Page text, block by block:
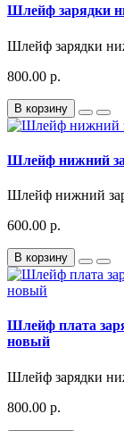
Шлейф зарядки
Шлейф зарядки
800.00 р.
В корзину
Шлейф нижний
Шлейф нижний
600.00 р.
В корзину
Шлейф плата
новый
Шлейф зарядки
800.00 р.